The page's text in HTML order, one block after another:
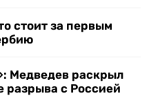
стоит за первым
Медведев раскрыл
разрыва с Россией